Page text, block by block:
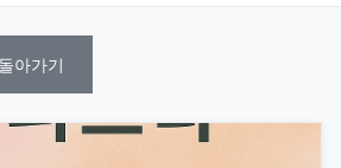
아가기